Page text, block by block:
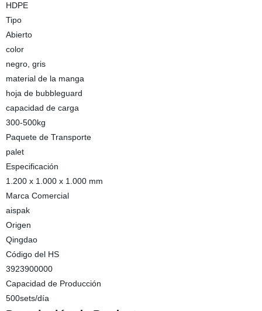
HDPE
Tipo
Abierto
color
negro, gris
material de la manga
hoja de bubbleguard
capacidad de carga
300-500kg
Paquete de Transporte
palet
Especificación
1.200 x 1.000 x 1.000 mm
Marca Comercial
aispak
Origen
Qingdao
Código del HS
3923900000
Capacidad de Producción
500sets/día